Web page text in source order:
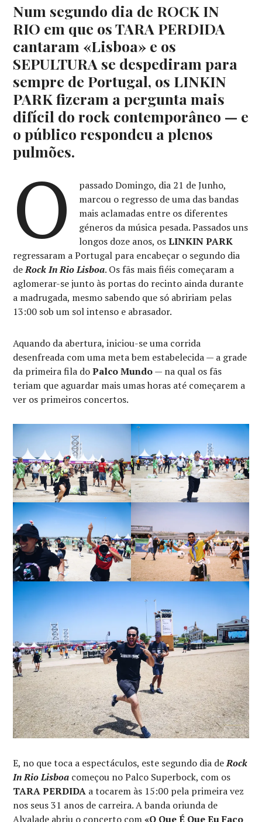
Num segundo dia de ROCK IN
RIO em que os TARA PERDIDA
cantaram «Lisboa» e os
SEPULTURA se despediram para
sempre de Portugal, os LINKIN
PARK fizeram a pergunta mais
difícil do rock contemporâneo — e
o público respondeu a plenos
pulmões.
O
passado Domingo, dia 21 de Junho,
marcou o regresso de uma das bandas
mais aclamadas entre os diferentes
géneros da música pesada. Passados uns
longos doze anos, osLINKIN PARK
regressaram a Portugal para encabeçar o segundo dia
deRock In Rio Lisboa. Os fãs mais fiéis começaram a
aglomerar-se junto às portas do recinto ainda durante
a madrugada, mesmo sabendo que só abririam pelas
13:00 sob um sol intenso e abrasador.
Aquando da abertura, iniciou-se uma corrida
desenfreada com uma meta bem estabelecida — a grade
da primeira fila doPalco Mundo— na qual os fãs
teriam que aguardar mais umas horas até começarem a
ver os primeiros concertos.
E, no que toca a espectáculos, este segundo dia deRock
In Rio Lisboa começou no Palco Superbock, com os
TARA PERDIDA a tocarem às 15:00 pela primeira vez
nos seus 31 anos de carreira. A banda oriunda de
Alvalade abriu o concerto com«O Que É Que Eu Faço